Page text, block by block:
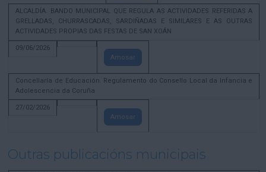
ALCALDÍA. BANDO MUNICIPAL QUE REGULA AS ACTIVIDADES REFERIDAS A
GRELLADAS, CHURRASCADAS, SARDIÑADAS E SIMILARES E AS OUTRAS
ACTIVIDADES PROPIAS DAS FESTAS DE SAN XOÁN
09/06/2026
Amosar
Concellaría de Educación. Regulamento do Consello Local da Infancia e
Adolescencia da Coruña
27/02/2026
Amosar
Outras publicacións municipais